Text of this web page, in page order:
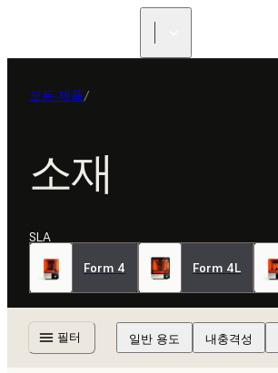
모든 제품/
소재
SLA
Form 4
Form 4L
필터 일반 용도 내충격성